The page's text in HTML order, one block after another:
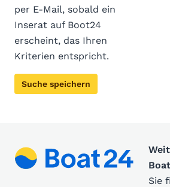
per E-Mail, sobald ein
Inserat auf Boot24
erscheint, das Ihren
Kriterien entspricht.
Suche speichern
Sie